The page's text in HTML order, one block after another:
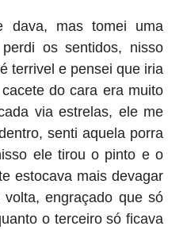
dava, mas tomei uma
os sentidos, nisso
terrivel e pensei que iria
do cara era muito
via estrelas, ele me
senti aquela porra
ele tirou o pinto e o
estocava mais devagar
engraçado que só
o terceiro só ficava